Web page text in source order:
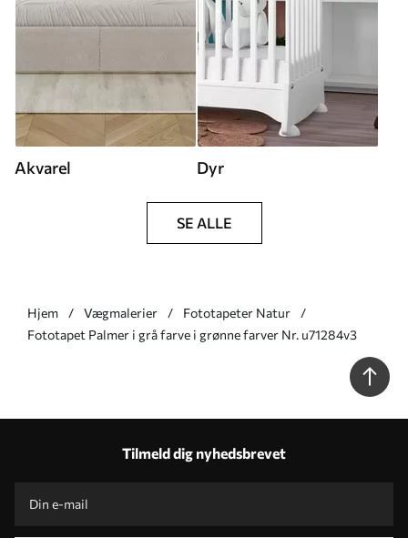
Akvarel Dyr
SE ALLE
Hjem Vægmalerier
Fototapeter Natur
Fototapet Palmer i grå farve i grønne farver Nr. u71284v3
Tilmeld dig nyhedsbrevet